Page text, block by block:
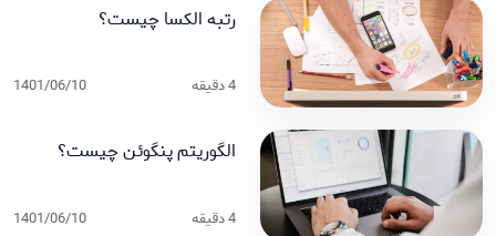
رتبه الکسا چیست؟
4دقیقه 1401/06/10
الگوریتم پنگوئن چیست؟
4دقیقه 1401/06/10